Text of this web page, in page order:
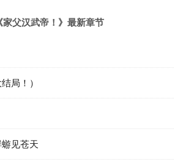
家父汉武帝！》最新章节
局！）
见苍天